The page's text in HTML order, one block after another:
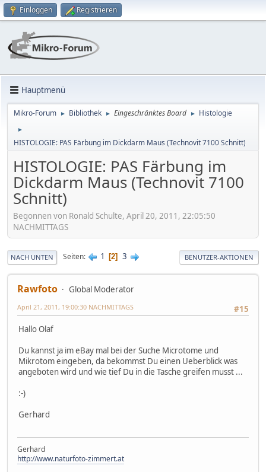
Einloggen Registrieren
Hauptmenü
Mikro-Forum ► Bibliothek ► Eingeschränktes Board ► Histologie
►
HISTOLOGIE: PAS Färbung im Dickdarm Maus (Technovit 7100 Schnitt)
HISTOLOGIE: PAS Färbung im
Dickdarm Maus (Technovit 7100
Schnitt)
Begonnen von Ronald Schulte, April 20, 2011, 22:05:50
NACHMITTAGS
NACH UNTEN Seiten 1 2 3 BENUTZER-AKTIONEN
Rawfoto
Global Moderator
#15
April 21, 2011, 19:00:30 NACHMITTAGS
Hallo Olaf
Du kannst ja im eBay mal bei der Suche Microtome und
Mikrotom eingeben, da bekommst Du einen Ueberblick was
angeboten wird und wie tief Du in die Tasche greifen musst ...
:-)
Gerhard
Gerhard
http://www.naturfoto-zimmert.at